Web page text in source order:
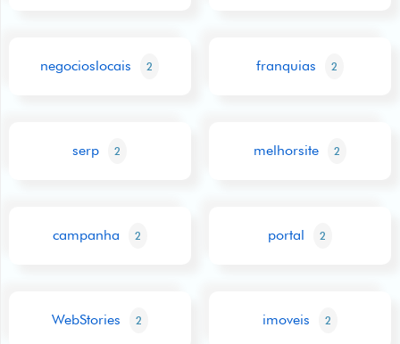
negocioslocais 2 franquias 2
serp 2 melhorsite 2
campanha 2 portal 2
WebStories 2 imoveis 2